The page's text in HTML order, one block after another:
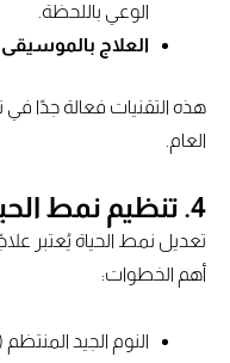
الوعي باللحظة.
العلاج بالموسيقى
هذه التقنيات فعالة جدًا في
العام.
4. تنظيم نمط
تعديل نمط الحياة يُعتبر
أهم الخطوات:
النوم الجيد المنتظم (7-8 ساعات يوميًا).